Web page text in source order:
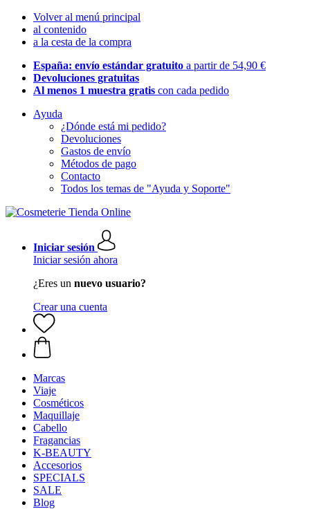
Volver al menú principal
al contenido
a la cesta de la compra
España: envío estándar gratuito a partir de 54,90 €
Devoluciones gratuitas
Al menos 1 muestra gratis con cada pedido
Ayuda
¿Dónde está mi pedido?
Devoluciones
Gastos de envío
Métodos de pago
Contacto
Todos los temas de "Ayuda y Soporte"
Iniciar sesión
Iniciar sesión ahora
¿Eres un nuevo usuario?
Crear una cuenta
Marcas
Viaje
Cosméticos
Maquillaje
Cabello
Fragancias
K-BEAUTY
Accesorios
SPECIALS
SALE
Blog